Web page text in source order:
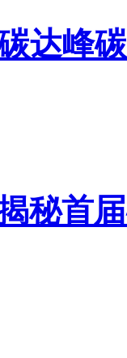
达峰
秘首